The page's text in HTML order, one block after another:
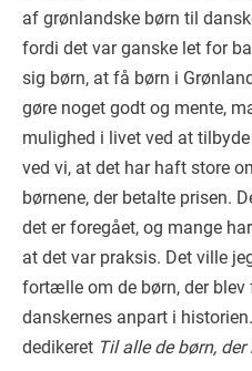
af grønlandske børn til
fordi det var ganske let for
sig børn, at få børn i
gøre noget godt og mente,
mulighed i livet ved at
ved vi, at det har haft store
børnene, der betalte prisen.
det er foregået, og mange
at det var praksis. Det ville
fortælle om de børn, der blev
danskernes anpart i
dedikeret Til alle de børn,